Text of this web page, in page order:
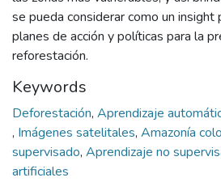
se pueda considerar como un insight
planes de acción y políticas para la
reforestación.
Keywords
Deforestación, Aprendizaje
, Imágenes satelitales, Amazonía
supervisado, Aprendizaje no
artificiales